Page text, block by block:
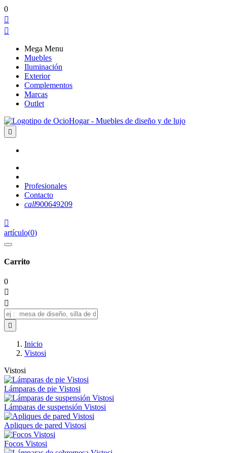
0


Mega Menu
Muebles
Iluminación
Exterior
Complementos
Marcas
Outlet

Profesionales
Contacto
call900649209

artículo(0)
Carrito
0



Inicio
Vistosi
Vistosi
Lámparas de pie Vistosi
Lámparas de suspensión Vistosi
Apliques de pared Vistosi
Focos Vistosi